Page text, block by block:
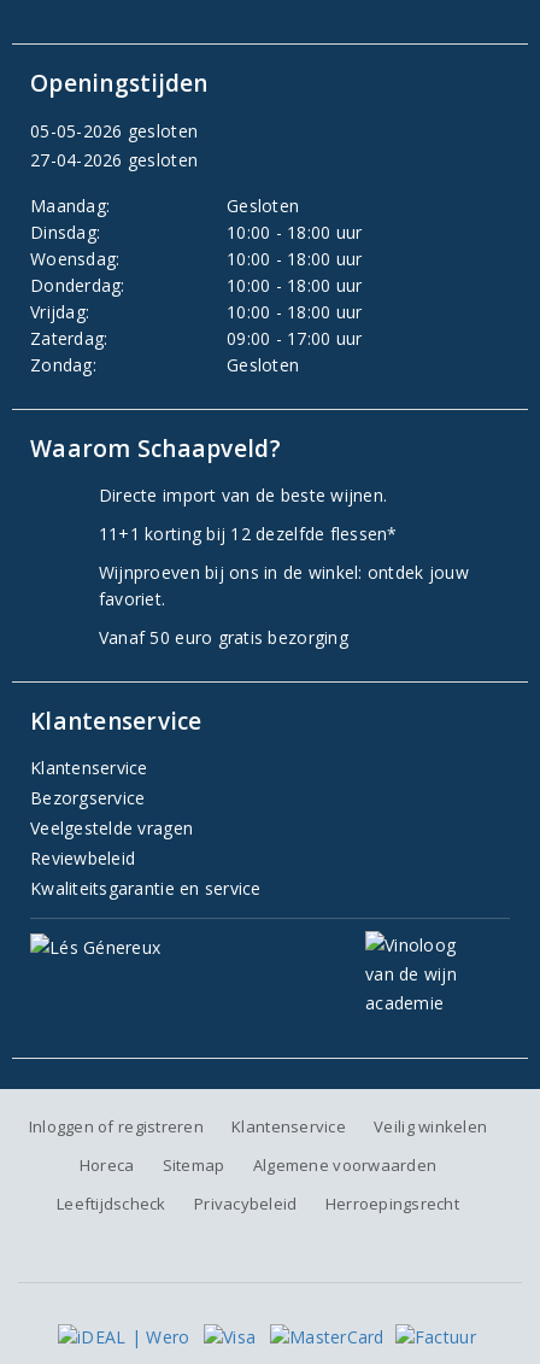
Openingstijden
05-05-2026 gesloten
27-04-2026 gesloten
Maandag:
Gesloten
Dinsdag:
10:00 - 18:00 uur
Woensdag:
10:00 - 18:00 uur
Donderdag:
10:00 - 18:00 uur
Vrijdag:
10:00 - 18:00 uur
Zaterdag:
09:00 - 17:00 uur
Zondag:
Gesloten
Waarom Schaapveld?
Directe import van de beste wijnen.
11+1 korting bij 12 dezelfde flessen*
Wijnproeven bij ons in de winkel: ontdek jouw
favoriet.
Vanaf 50 euro gratis bezorging
Klantenservice
Klantenservice
Bezorgservice
Veelgestelde vragen
Reviewbeleid
Kwaliteitsgarantie en service
Inloggen of registreren Klantenservice
Veilig winkelen
Horeca
Sitemap
Algemene voorwaarden
Leeftijdscheck
Privacybeleid Herroepingsrecht